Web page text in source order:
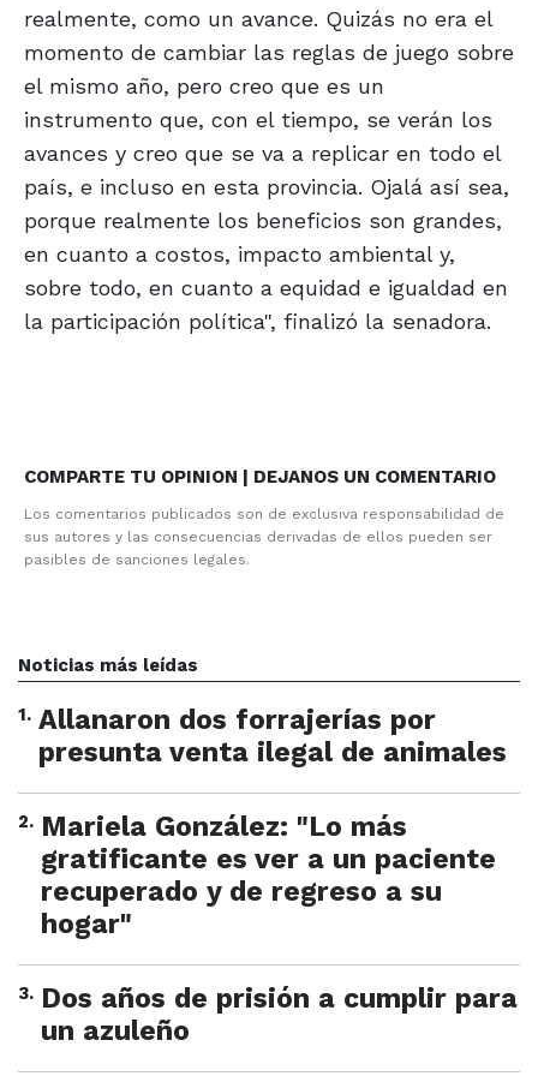
realmente, como un avance. Quizás no era el
momento de cambiar las reglas de juego sobre
el mismo año, pero creo que es un
instrumento que, con el tiempo, se verán los
avances y creo que se va a replicar en todo el
país, e incluso en esta provincia. Ojalá así sea,
porque realmente los beneficios son grandes,
en cuanto a costos, impacto ambiental y,
sobre todo, en cuanto a equidad e igualdad en
la participación política", finalizó la senadora.
COMPARTE TU OPINION | DEJANOS UN COMENTARIO
Los comentarios publicados son de exclusiva responsabilidad de
sus autores y las consecuencias derivadas de ellos pueden ser
pasibles de sanciones legales.
Noticias más leídas
1. Allanaron dos forrajerías por
presunta venta ilegal de animales
2. Mariela González: "Lo más
gratificante es ver a un paciente
recuperado y de regreso a su
hogar"
3. Dos años de prisión a cumplir para
un azuleño